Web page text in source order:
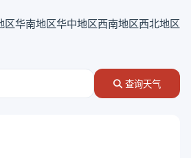
区华南地区华中地区西南地区西北地区
查询天气